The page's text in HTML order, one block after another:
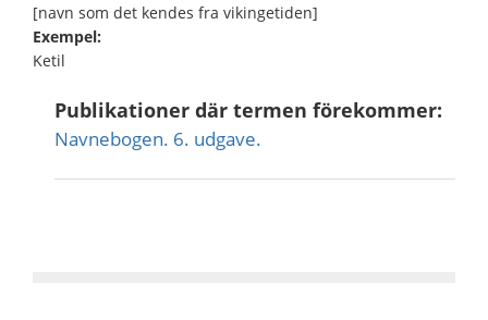
[navn som det kendes fra vikingetiden]
Exempel:
Ketil
Publikationer där termen förekommer:
Navnebogen. 6. udgave.